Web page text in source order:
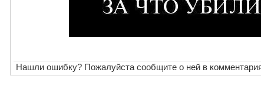
Нашли ошибку? Пожалуйста сообщите о ней в